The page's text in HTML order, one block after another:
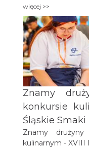
więcej >>
Znamy
konkursie
Śląskie Smaki
Znamy
kulinarnym - XVIII